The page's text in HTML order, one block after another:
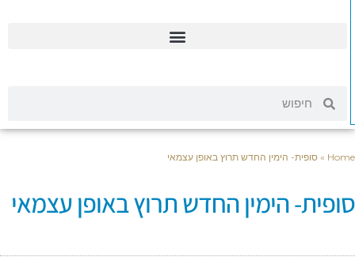
»סופית- הימין החדש תרוץ באופן עצמאי
הימין החדש תרוץ באופן עצמאי